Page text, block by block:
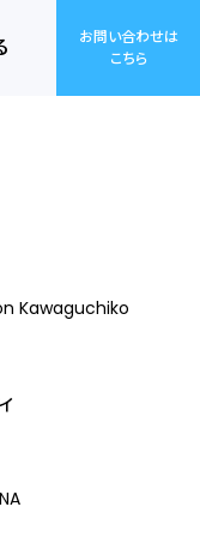
お問い合わせは
こちら
Kawaguchiko